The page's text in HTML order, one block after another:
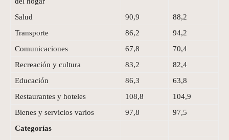
Salud 90,9
88,2
Transporte
86,2
94,2
Comunicaciones
67,8
70,4
Recreación y cultura
83,2
82,4
Educación
86,3
63,8
Restaurantes y hoteles
108,8
104,9
Bienes y servicios varios
97,8
97,5
Categorías